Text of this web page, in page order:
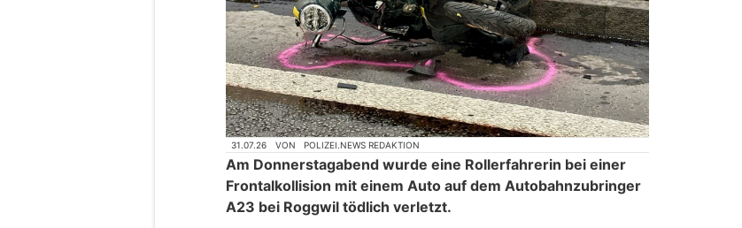
31.07.26 VON POLIZEI.NEWS REDAKTION
Am Donnerstagabend wurde eine Rollerfahrerin bei einer
Frontalkollision mit einem Auto auf dem Autobahnzubringer
A23 bei Roggwil tödlich verletzt.